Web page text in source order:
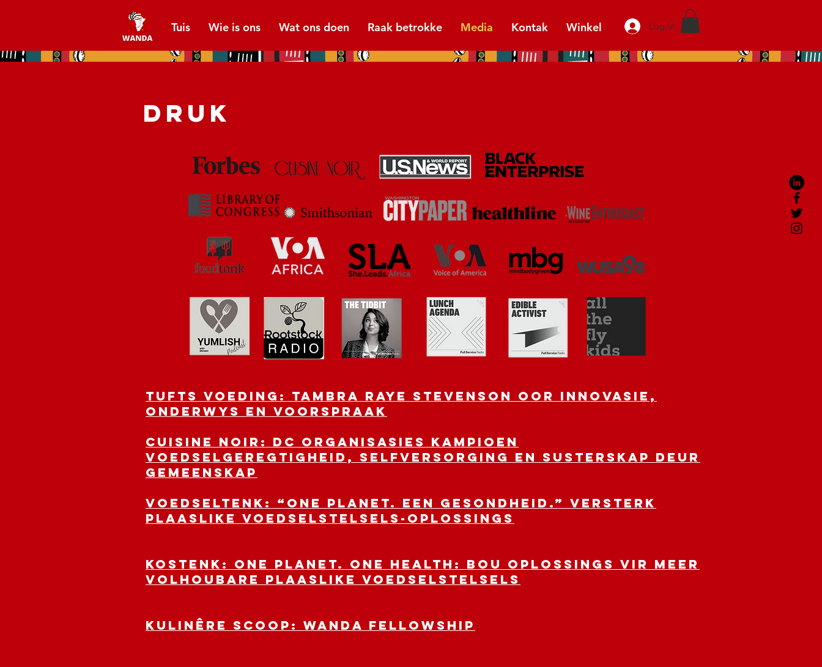
Tuis Wie is ons Wat ons doen Raak betrokke Media Kontak Winkel Log In
DRUK
TUFTS VOEDING: Tambra Raye Stevenson oor innovasie,
onderwys en voorspraak
CUISINE NOIR: DC Organisasies kampioen
voedselgeregtigheid, selfversorging en susterskap deur
gemeenskap
voedseltenk: “One Planet. Een Gesondheid.” Versterk
plaaslike voedselstelsels-oplossings
KOSTENK: One Planet. One Health: Bou oplossings vir meer
volhoubare plaaslike voedselstelsels
KULINÊRE SCOOP: WANDA Fellowship